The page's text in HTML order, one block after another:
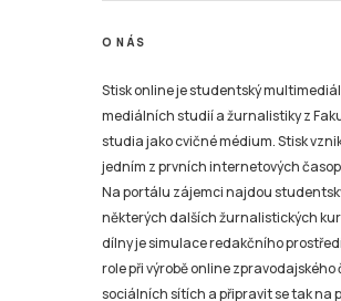
O NÁS
Stisk online je studentský
mediálních studií a žurnalistiky z
studia jako cvičné médium. Stisk
jedním z prvních internetových
Na portálu zájemci najdou
některých dalších žurnalistických
dílny je simulace redakčního
role při výrobě online
sociálních sítích a připravit se tak na